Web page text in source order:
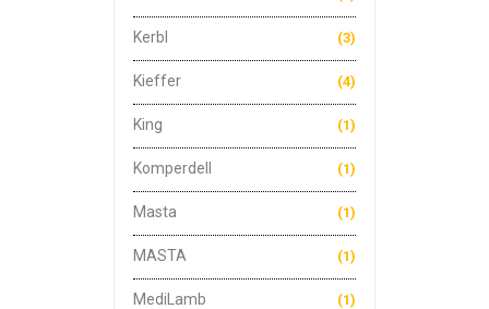
Kerbl (3)
Kieffer (4)
King (1)
Komperdell (1)
Masta (1)
MASTA (1)
MediLamb (1)